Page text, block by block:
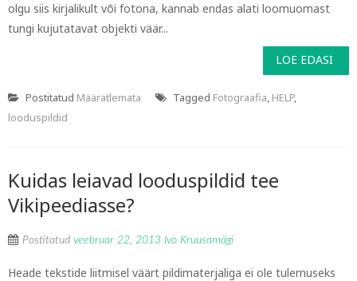
olgu siis kirjalikult või fotona, kannab endas alati loomuomast
tungi kujutatavat objekti väär...
LOE EDASI
Postitatud Määratlemata Tagged Fotograafia, HELP,
looduspildid
Kuidas leiavad looduspildid tee
Vikipeediasse?
Postitatud veebruar 22, 2013 Ivo Kruusamägi
Heade tekstide liitmisel väärt pildimaterjaliga ei ole tulemuseks